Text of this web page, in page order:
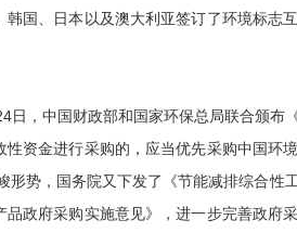
国、日本以及澳大利亚签订了环境标志
，中国财政部和国家环保总局联合颁布
资金进行采购的，应当优先采购中国环
势，国务院又下发了《节能减排综合性
政府采购实施意见》，进一步完善政府